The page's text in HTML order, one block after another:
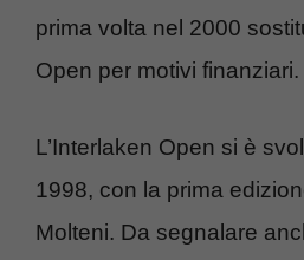
prima volta nel 2000
Open per motivi finanziari.
L’Interlaken Open si è
1998, con la prima
Molteni. Da segnalare